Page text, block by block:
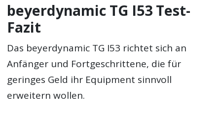
beyerdynamic TG I53 Test-
Fazit
Das beyerdynamic TG I53 richtet sich an
Anfänger und Fortgeschrittene, die für
geringes Geld ihr Equipment sinnvoll
erweitern wollen.